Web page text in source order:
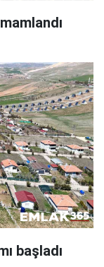
başladı